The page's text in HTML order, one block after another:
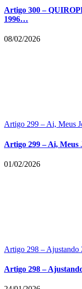
Artigo 300 –
1996…
08/02/2026
Artigo 299 – Ai, Meus
Artigo 299 – Ai, Meus
01/02/2026
Artigo 298 – Ajustando
Artigo 298 –